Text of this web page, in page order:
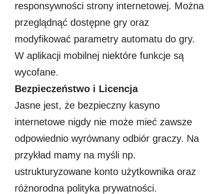
responsywności strony internetowej. Można
przeglądnąć dostępne gry oraz
modyfikować parametry automatu do gry.
W aplikacji mobilnej niektóre funkcje są
wycofane.
Bezpieczeństwo i Licencja
Jasne jest, że bezpieczny kasyno
internetowe nigdy nie może mieć zawsze
odpowiednio wyrównany odbiór graczy. Na
przykład mamy na myśli np.
ustrukturyzowane konto użytkownika oraz
różnorodna polityka prywatności.